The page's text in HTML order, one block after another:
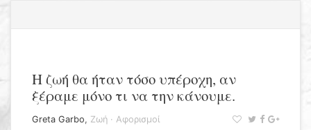
Η ζωή θα ήταν τόσο υπέροχη, αν
ξέραμε μόνο τι να την κάνουμε.
Greta Garbo, Ζωή · Αφορισμοί